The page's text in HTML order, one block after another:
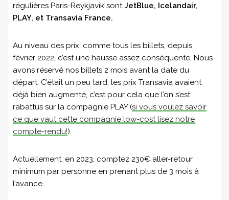
régulières Paris-Reykjavik sontJetBlue, Icelandair,
PLAY, et Transavia France.
Au niveau des prix, comme tous les billets, depuis
février 2022, c’est une hausse assez conséquente. Nous
avons réservé nos billets 2 mois avant la date du
départ. C’était un peu tard, les prix Transavia avaient
déjà bien augmenté, c’est pour cela que l’on s’est
rabattus sur la compagnie PLAY (si vous voulez savoir
ce que vaut cette compagnie low-cost lisez notre
compte-rendu!).
Actuellement, en 2023, comptez 230€ aller-retour
minimum par personne en prenant plus de 3 mois à
l’avance.